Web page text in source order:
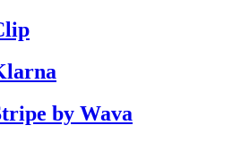
by Wava